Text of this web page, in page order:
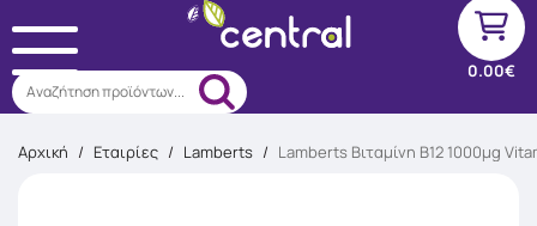
Αναζήτηση προϊόντων...
0.00€
Αρχική / Εταιρίες / Lamberts / Lamberts Βιταμίνη B12 1000μg